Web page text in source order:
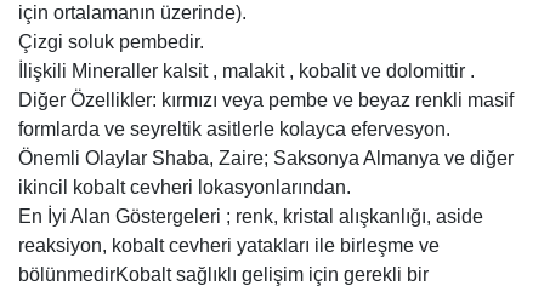
için ortalamanın üzerinde).
Çizgi soluk pembedir.
İlişkili Mineraller kalsit , malakit , kobalit ve dolomittir .
Diğer Özellikler: kırmızı veya pembe ve beyaz renkli masif
formlarda ve seyreltik asitlerle kolayca efervesyon.
Önemli Olaylar Shaba, Zaire; Saksonya Almanya ve diğer
ikincil kobalt cevheri lokasyonlarından.
En İyi Alan Göstergeleri ; renk, kristal alışkanlığı, aside
reaksiyon, kobalt cevheri yatakları ile birleşme ve
bölünmedirKobalt sağlıklı gelişim için gerekli bir